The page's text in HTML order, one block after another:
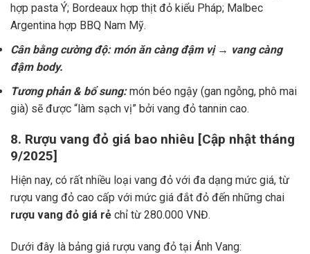
hợp pasta Ý; Bordeaux hợp thịt đỏ kiểu Pháp; Malbec
Argentina hợp BBQ Nam Mỹ.
Cân bằng cường độ: món ăn càng đậm vị → vang càng
đậm body.
Tương phản & bổ sung:món béo ngậy (gan ngỗng, phô mai
già) sẽ được “làm sạch vị” bởi vang đỏ tannin cao.
8. Rượu vang đỏ giá bao nhiêu [Cập nhật tháng
9/2025]
Hiện nay, có rất nhiều loại vang đỏ với đa dạng mức giá, từ
rượu vang đỏ cao cấp với mức giá đắt đỏ đến những chai
rượu vang đỏ giá rẻ chỉ từ 280.000 VNĐ.
Dưới đây là bảng giá rượu vang đỏ tại Ánh Vang: